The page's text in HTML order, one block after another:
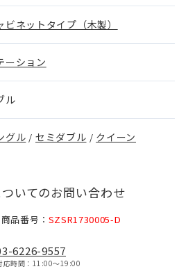
ビネットタイプ（木製）
ーション
ル
グル / セミダブル / クイーン
いてのお問い合わせ
品番号： SZSR1730005-D
6226-9557
応時間：11:00〜19:00